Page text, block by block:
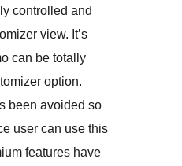
controlled and
view. It’s
can be totally
option.
been avoided so
user can use this
features have